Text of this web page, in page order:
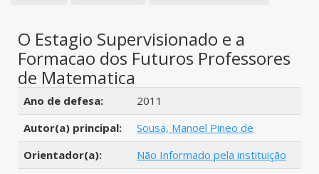
O Estagio Supervisionado e a
Formacao dos Futuros Professores
de Matematica
Detalhes bibliográficos
Ano de defesa:
2011
Autor(a) principal:
Sousa, Manoel Pineo de
Orientador(a):
Não Informado pela instituição